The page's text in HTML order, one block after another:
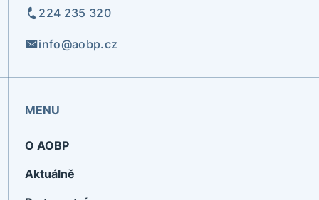
224 235 320
info@aobp.cz
MENU
O AOBP
Aktuálně